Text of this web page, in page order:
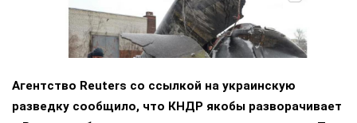
Агентство Reuters со ссылкой на украинскую
разведку сообщило, что КНДР якобы разворачивает